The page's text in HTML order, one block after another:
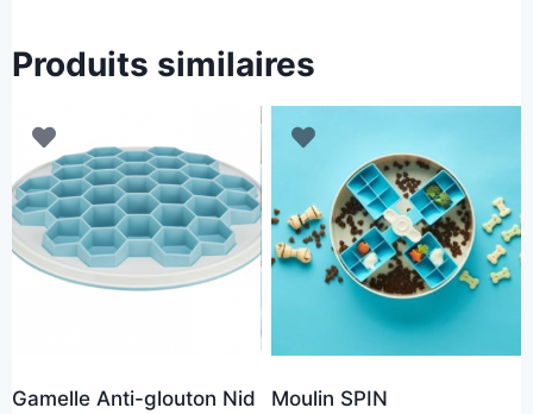
Produits similaires
Gamelle Anti-glouton Nid
Moulin SPIN